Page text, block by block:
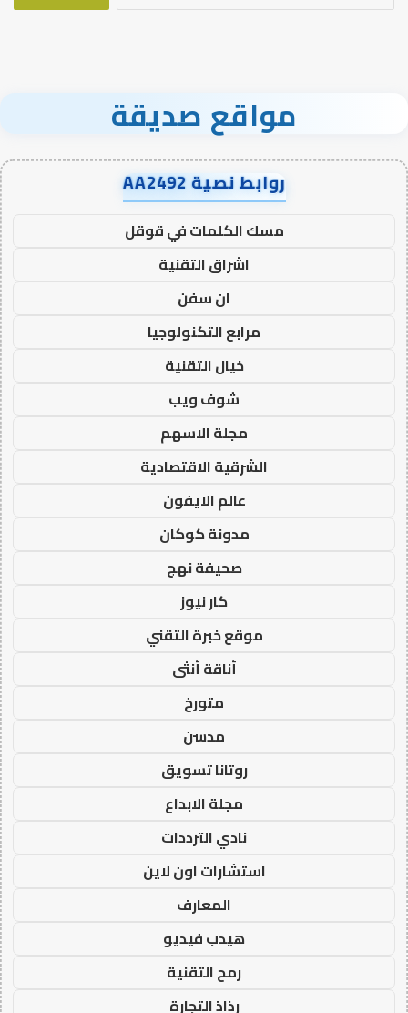
مواقع صديقة
روابط نصية AA2492
مسك الكلمات في قوقل
اشراق التقنية
ان سفن
مرابع التكنولوجيا
خيال التقنية
شوف ويب
مجلة الاسهم
الشرقية الاقتصادية
عالم الايفون
مدونة كوكان
صحيفة نهج
كار نيوز
موقع خبرة التقني
أناقة أنثى
متورخ
مدسن
روتانا تسويق
مجلة الابداع
نادي الترددات
استشارات اون لاين
المعارف
هيدب فيديو
رمح التقنية
رذاذ التجارة